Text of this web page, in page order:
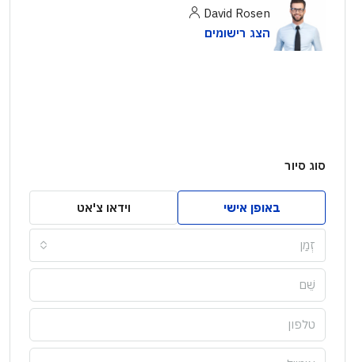
David Rosen
הצג רישומים
סוג סיור
באופן אישי וידאו צ'אט
זְמַן